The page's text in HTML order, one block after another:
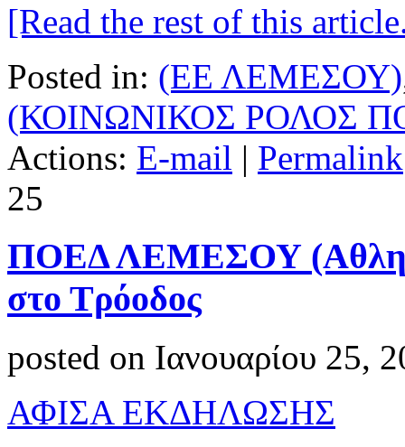
[Read the rest of this
Posted in: (ΕΕ ΛΕΜΕΣΟΥ)
(ΚΟΙΝΩΝΙΚΟΣ ΡΟΛΟΣ
Actions: E-mail | Permalink
25
ΠΟΕΔ ΛΕΜΕΣΟΥ
στο Τρόοδος
posted on Ιανουαρίου 25,
ΑΦΙΣΑ ΕΚΔΗΛΩΣΗΣ